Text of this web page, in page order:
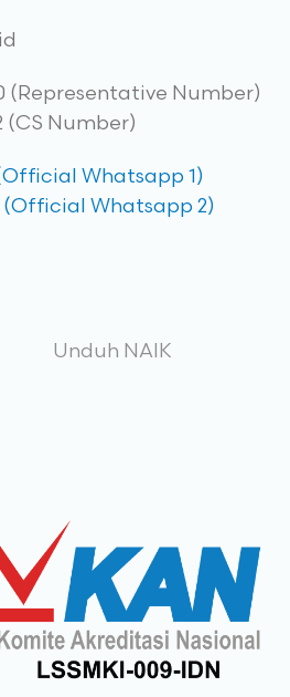
(Representative Number)
(CS Number)
(Official Whatsapp 1)
(Official Whatsapp 2)
Unduh NAIK